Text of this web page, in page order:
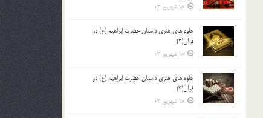
18 شهریور 03
جلوه هاي هنري داستان حضرت ابراهيم (ع) در
قرآن(2)
18 شهریور 03
جلوه هاي هنري داستان حضرت ابراهيم (ع) در
قرآن(3)
18 شهریور 03